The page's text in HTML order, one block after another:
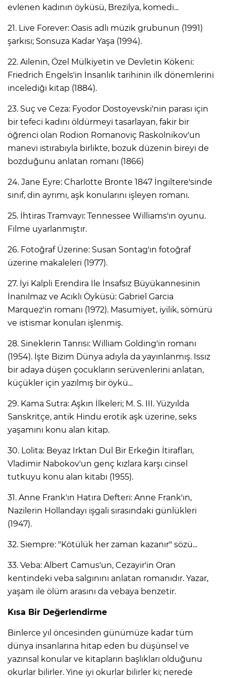
evlenen kadının öyküsü, Brezilya, komedi...
21. Live Forever: Oasis adlı müzik grubunun (1991)
şarkısı; Sonsuza Kadar Yaşa (1994).
22. Ailenin, Özel Mülkiyetin ve Devletin Kökeni:
Friedrich Engels'in İnsanlık tarihinin ilk dönemlerini
incelediği kitap (1884).
23. Suç ve Ceza: Fyodor Dostoyevski'nin parası için
bir tefeci kadını öldürmeyi tasarlayan, fakir bir
öğrenci olan Rodion Romanoviç Raskolnikov'un
manevi ıstırabıyla birlikte, bozuk düzenin bireyi de
bozduğunu anlatan romanı (1866)
24. Jane Eyre: Charlotte Bronte 1847 İngiltere'sinde
sınıf, din ayrımı, aşk konularını işleyen romanı.
25. İhtiras Tramvayı: Tennessee Williams'ın oyunu.
Filme uyarlanmıştır.
26. Fotoğraf Üzerine: Susan Sontag'ın fotoğraf
üzerine makaleleri (1977).
27. İyi Kalpli Erendira İle İnsafsız Büyükannesinin
İnanılmaz ve Acıklı Öyküsü: Gabriel Garcia
Marquez'in romanı (1972). Masumiyet, iyilik, sömürü
ve istismar konuları işlenmiş.
28. Sineklerin Tanrısı: William Golding'in romanı
(1954). İşte Bizim Dünya adıyla da yayınlanmış. Issız
bir adaya düşen çocukların serüvenlerini anlatan,
küçükler için yazılmış bir öykü...
29. Kama Sutra: Aşkın İlkeleri; M. S. III. Yüzyılda
Sanskritçe, antik Hindu erotik aşk üzerine, seks
yaşamını konu alan kitap.
30. Lolita: Beyaz Irktan Dul Bir Erkeğin İtirafları,
Vladimir Nabokov'un genç kızlara karşı cinsel
tutkuyu konu alan kitabı (1955).
31. Anne Frank'ın Hatıra Defteri: Anne Frank'ın,
Nazilerin Hollandayı işgali sırasındaki günlükleri
(1947).
32. Siempre: "Kötülük her zaman kazanır" sözü...
33. Veba: Albert Camus'un, Cezayir'in Oran
kentindeki veba salgınını anlatan romanıdır. Yazar,
yaşam ile ölüm arasını da vebaya benzetir.
Kısa Bir Değerlendirme
Binlerce yıl öncesinden günümüze kadar tüm
dünya insanlarına hitap eden bu düşünsel ve
yazınsal konular ve kitapların başlıkları olduğunu
okurlar bilirler. Yine iyi okurlar bilirler ki; nerede